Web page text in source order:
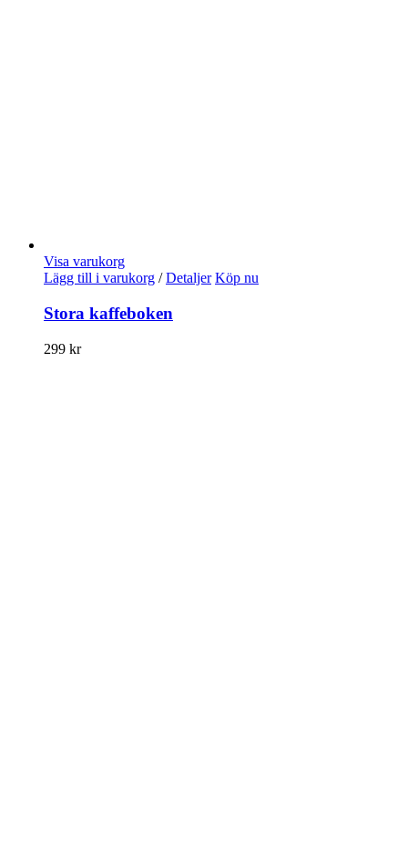
Visa varukorg
Lägg till i varukorg / Detaljer Köp nu
Stora kaffeboken
299 kr